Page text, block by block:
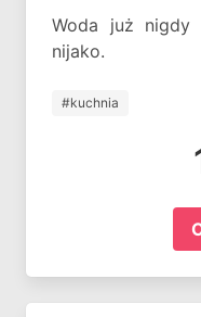
Woda już nigdy
nijako.
#kuchnia